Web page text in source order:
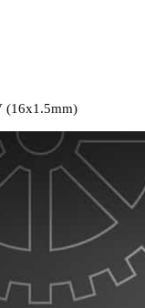
(16x1.5mm)